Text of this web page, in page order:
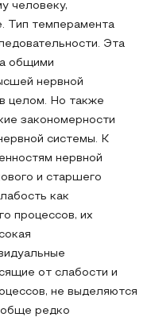
человеку,
Тип темперамента
Эта
общими
нервной
целом. Но также
закономерности
системы. К
нервной
и старшего
как
процессов, их
от слабости и
не выделяются
редко